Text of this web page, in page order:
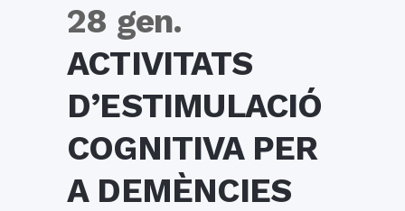
28 gen.
ACTIVITATS
D’ESTIMULACIÓ
COGNITIVA PER
A DEMÈNCIES